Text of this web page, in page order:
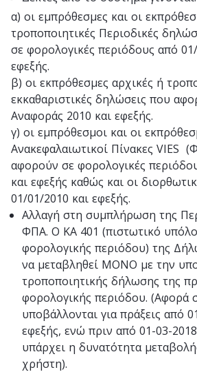
α) οι εμπρόθεσμες και οι
τροποποιητικές Περιοδικές
σε φορολογικές περιόδους από
εφεξής.
β) οι εκπρόθεσμες αρχικές ή
εκκαθαριστικές δηλώσεις που
Αναφοράς 2010 και εφεξής.
γ) οι εμπρόθεσμοι και οι
Ανακεφαλαιωτικοί Πίνακες VIES
αφορούν σε φορολογικές
και εφεξής καθώς και οι
01/01/2010 και εφεξής.
Αλλαγή στη συμπλήρωση της
ΦΠΑ. Ο ΚΑ 401 (πιστωτικό
φορολογικής περιόδου) της
να μεταβληθεί ΜΟΝΟ με την
τροποποιητικής δήλωσης της
φορολογικής περιόδου. (Αφορά
υποβάλλονται για πράξεις από
εφεξής, ενώ πριν από 01-03-
υπάρχει η δυνατότητα
χρήστη).